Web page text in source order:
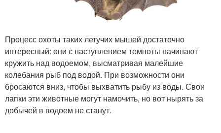
Процесс охоты таких летучих мышей достаточно
интересный: они с наступлением темноты начинают
кружить над водоемом, высматривая малейшие
колебания рыб под водой. При возможности они
бросаются вниз, чтобы выхватить рыбу из воды. Свои
лапки эти животные могут намочить, но вот нырять за
добычей в водоем не станут.